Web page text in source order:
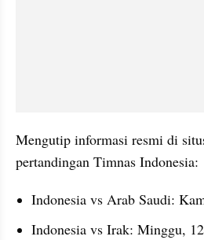
Mengutip informasi resmi di
pertandingan Timnas Indonesia:
Indonesia vs Arab Saudi:
Indonesia vs Irak: Minggu,